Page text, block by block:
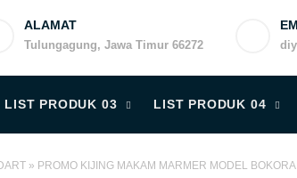
ALAMAT
Tulungagung, Jawa Timur 66272
LIST PRODUK 03 LIST PRODUK 04
» PROMO KIJING MAKAM MARMER MODEL